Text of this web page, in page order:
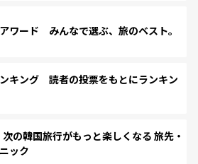
ワード みんなで選ぶ、旅のベスト。
キング 読者の投票をもとにランキン
の韓国旅行がもっと楽しくなる 旅先・
ック